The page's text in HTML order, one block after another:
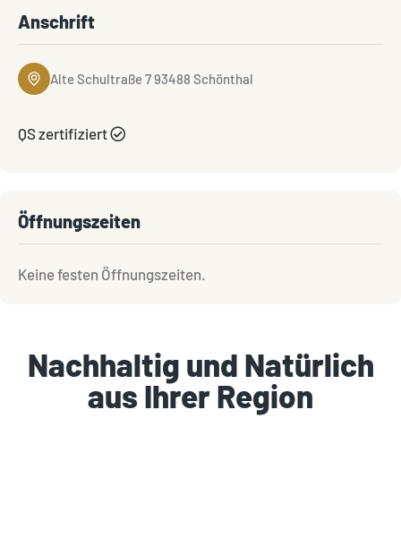
Anschrift
Alte Schultraße 7 93488 Schönthal
QS zertifiziert
Öffnungszeiten
Keine festen Öffnungszeiten.
Nachhaltig und Natürlich
aus Ihrer Region